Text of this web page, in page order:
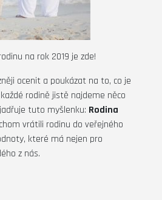
na rok 2019 je zde!
ocenit a poukázat na to, co je
rodině jistě najdeme něco
tuto myšlenku: Rodina
vrátili rodinu do veřejného
které má nejen pro
z nás.